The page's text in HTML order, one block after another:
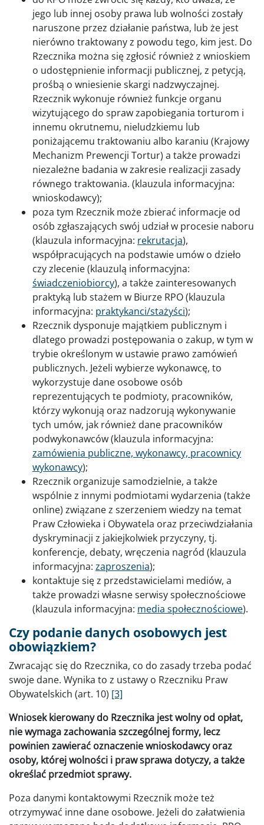
jego lub innej osoby prawa lub wolności zostały
naruszone przez działanie państwa, lub że jest
nierówno traktowany z powodu tego, kim jest. Do
Rzecznika można się zgłosić również z wnioskiem
o udostępnienie informacji publicznej, z petycją,
prośbą o wniesienie skargi nadzwyczajnej.
Rzecznik wykonuje również funkcje organu
wizytującego do spraw zapobiegania torturom i
innemu okrutnemu, nieludzkiemu lub
poniżającemu traktowaniu albo karaniu (Krajowy
Mechanizm Prewencji Tortur) a także prowadzi
niezależne badania w zakresie realizacji zasady
równego traktowania. (klauzula informacyjna:
wnioskodawcy);
poza tym Rzecznik może zbierać informacje od
osób zgłaszających swój udział w procesie naboru
(klauzula informacyjna: rekrutacja),
współpracujących na podstawie umów o dzieło
czy zlecenie (klauzulą informacyjna:
świadczeniobiorcy), a także zainteresowanych
praktyką lub stażem w Biurze RPO (klauzula
informacyjna: praktykanci/stażyści);
Rzecznik dysponuje majątkiem publicznym i
dlatego prowadzi postępowania o zakup, w tym w
trybie określonym w ustawie prawo zamówień
publicznych. Jeżeli wybierze wykonawcę, to
wykorzystuje dane osobowe osób
reprezentujących te podmioty, pracowników,
którzy wykonują oraz nadzorują wykonywanie
tych umów, jak również dane pracowników
podwykonawców (klauzula informacyjna:
zamówienia publiczne, wykonawcy, pracownicy
wykonawcy);
Rzecznik organizuje samodzielnie, a także
wspólnie z innymi podmiotami wydarzenia (także
online) związane z szerzeniem wiedzy na temat
Praw Człowieka i Obywatela oraz przeciwdziałania
dyskryminacji z jakiejkolwiek przyczyny, tj.
konferencje, debaty, wręczenia nagród (klauzula
informacyjna: zaproszenia);
kontaktuje się z przedstawicielami mediów, a
także prowadzi własne serwisy społecznościowe
(klauzula informacyjna: media społecznościowe).
Czy podanie danych osobowych jest
obowiązkiem?
Zwracając się do Rzecznika, co do zasady trzeba podać
swoje dane. Wynika to z ustawy o Rzeczniku Praw
Obywatelskich (art. 10) [3]
Wniosek kierowany do Rzecznika jest wolny od opłat,
nie wymaga zachowania szczególnej formy, lecz
powinien zawierać oznaczenie wnioskodawcy oraz
osoby, której wolności i praw sprawa dotyczy, a także
określać przedmiot sprawy.
Poza danymi kontaktowymi Rzecznik może też
otrzymywać inne dane osobowe. Jeżeli do załatwienia